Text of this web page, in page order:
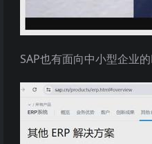
SAP也有面向中小型企业的